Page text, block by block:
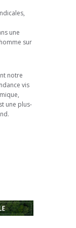
une
sur
notre
vis
une plus-